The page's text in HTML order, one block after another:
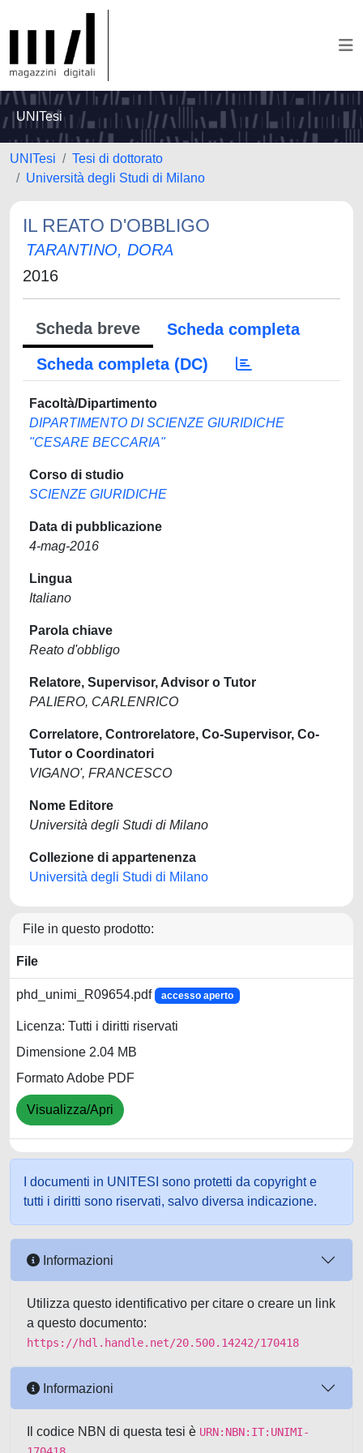
UNITesi
UNITesi
Tesi di dottorato
Università degli Studi di Milano
IL REATO D'OBBLIGO
TARANTINO, DORA
2016
Scheda breve
Scheda completa
Scheda completa (DC)
Facoltà/Dipartimento
DIPARTIMENTO DI SCIENZE GIURIDICHE
"CESARE BECCARIA"
Corso di studio
SCIENZE GIURIDICHE
Data di pubblicazione
4-mag-2016
Lingua
Italiano
Parola chiave
Reato d'obbligo
Relatore, Supervisor, Advisor o Tutor
PALIERO, CARLENRICO
Correlatore, Controrelatore, Co-Supervisor, Co-
Tutor o Coordinatori
VIGANO', FRANCESCO
Nome Editore
Università degli Studi di Milano
Collezione di appartenenza
Università degli Studi di Milano
File in questo prodotto:
File
phd_unimi_R09654.pdf accesso aperto
Licenza: Tutti i diritti riservati
Dimensione 2.04 MB
Formato Adobe PDF
Visualizza/Apri
I documenti in UNITESI sono protetti da copyright e
tutti i diritti sono riservati, salvo diversa indicazione.
Informazioni
Utilizza questo identificativo per citare o creare un link
a questo documento:
https://hdl.handle.net/20.500.14242/170418
Informazioni
Il codice NBN di questa tesi è URN:NBN:IT:UNIMI-